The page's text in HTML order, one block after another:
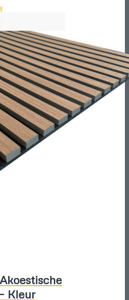
product
heeft
meerdere
variaties.
Deze
optie
kan
gekozen
worden
op
de
productpagina
Kleur